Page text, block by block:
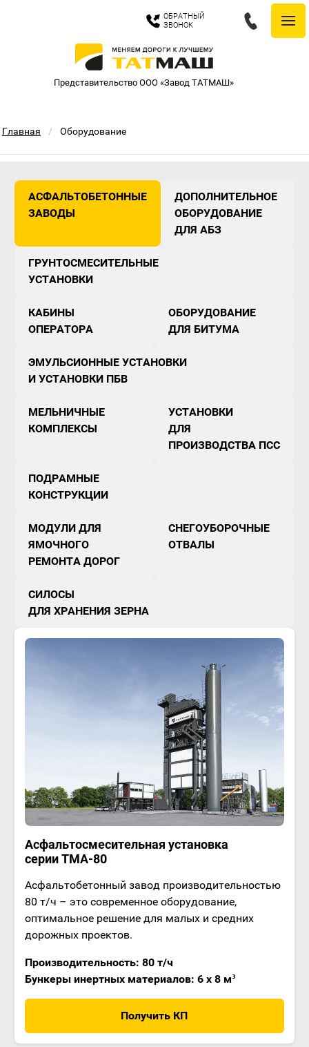
ОБРАТНЫЙ
ЗВОНОК
Представительство ООО «Завод ТАТМАШ»
Главная / Оборудование
АСФАЛЬТОБЕТОННЫЕ
ЗАВОДЫ
ДОПОЛНИТЕЛЬНОЕ
ОБОРУДОВАНИЕ
ДЛЯ АБЗ
ГРУНТОСМЕСИТЕЛЬНЫЕ
УСТАНОВКИ
КАБИНЫ
ОПЕРАТОРА
ОБОРУДОВАНИЕ
ДЛЯ БИТУМА
ЭМУЛЬСИОННЫЕ УСТАНОВКИ
И УСТАНОВКИ ПБВ
МЕЛЬНИЧНЫЕ
КОМПЛЕКСЫ
УСТАНОВКИ
ДЛЯ
ПРОИЗВОДСТВА ПСС
ПОДРАМНЫЕ
КОНСТРУКЦИИ
МОДУЛИ ДЛЯ
ЯМОЧНОГО
РЕМОНТА ДОРОГ
СНЕГОУБОРОЧНЫЕ
ОТВАЛЫ
СИЛОСЫ
ДЛЯ ХРАНЕНИЯ ЗЕРНА
Асфальтосмесительная установка
серии ТМА-80
Асфальтобетонный завод производительностью
80 т/ч – это современное оборудование,
оптимальное решение для малых и средних
дорожных проектов.
Производительность: 80 т/ч
Бункеры инертных материалов: 6 x 8 м³
Получить КП